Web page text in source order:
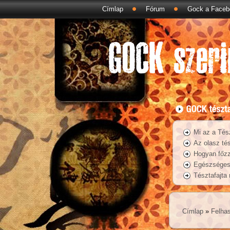
Címlap Fórum Gock a
Mi az a
Az olasz
Hogyan
Tésztafajta
Címlap »